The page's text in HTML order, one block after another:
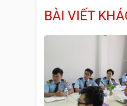
BÀI VIẾT